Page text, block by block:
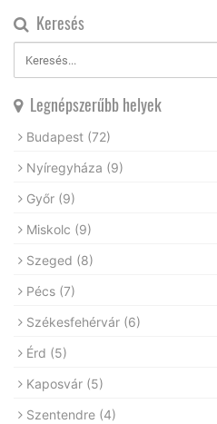
Keresés
Legnépszerűbb helyek
Budapest (72)
Nyíregyháza (9)
Győr (9)
Miskolc (9)
Szeged (8)
Pécs (7)
Székesfehérvár (6)
Érd (5)
Kaposvár (5)
Szentendre (4)